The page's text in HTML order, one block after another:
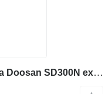
Zvukovogo signala 24V relé para Doosan SD300N excavadora